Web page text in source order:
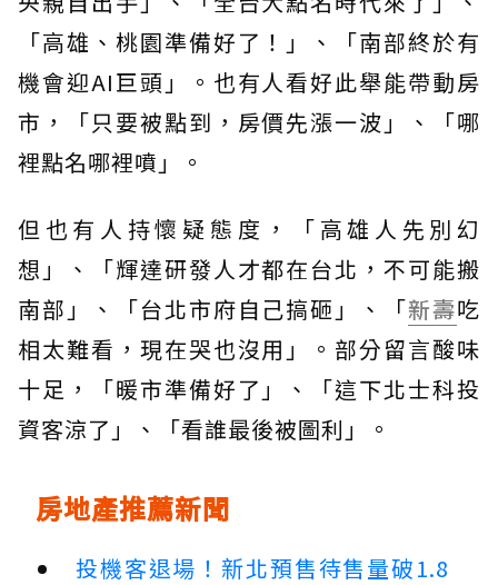
「高雄、桃園準備好了！」、「南部終於有
機會迎AI巨頭」。也有人看好此舉能帶動房
市，「只要被點到，房價先漲一波」、「哪
裡點名哪裡噴」。
但也有人持懷疑態度，「高雄人先別幻
想」、「輝達研發人才都在台北，不可能搬
南部」、「台北市府自己搞砸」、「新壽吃
相太難看，現在哭也沒用」。部分留言酸味
十足，「暖市準備好了」、「這下北士科投
資客涼了」、「看誰最後被圖利」。
房地產推薦新聞
投機客退場！新北預售待售量破1.8